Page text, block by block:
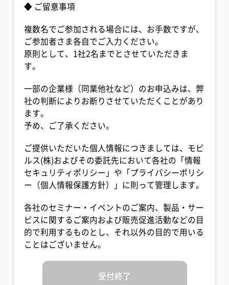
◆ ご留意事項
複数名でご参加される場合には、お手数ですが、
ご参加者さま各自でご入力ください。
原則として、1社2名までとさせていただきま
す。
一部の企業様（同業他社など）のお申込みは、弊
社の判断によりお断りさせていただくことがあり
ます。
予め、ご了承ください。
ご提供いただいた個人情報につきましては、モビ
ルス(株)およびその委託先において各社の「情報
セキュリティポリシー」や「プライバシーポリシ
ー（個人情報保護方針）」に則って管理します。
各社のセミナー・イベントのご案内、製品・サー
ビスに関するご案内および販売促進活動などの目
的で利用するものとし、それ以外の目的で用いる
ことはございません。
受付終了